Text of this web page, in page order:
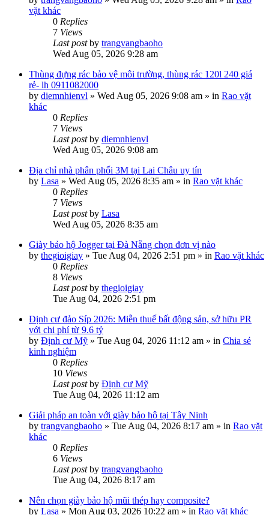
vặt khác
0 Replies
7 Views
Last postby trangvangbaoho
Wed Aug 05, 2026 9:28 am
Thùng đựng rác bảo vệ môi trường, thùng rác 120l 240 giá
rẻ- lh 0911082000
by diemnhienvl » Wed Aug 05, 2026 9:08 am » in Rao vặt
khác
0 Replies
7 Views
Last postby diemnhienvl
Wed Aug 05, 2026 9:08 am
Địa chỉ nhà phân phối 3M tại Lai Châu uy tín
by Lasa » Wed Aug 05, 2026 8:35 am » in Rao vặt khác
0 Replies
7 Views
Last postby Lasa
Wed Aug 05, 2026 8:35 am
Giày bảo hộ Jogger tại Đà Nẵng chọn đơn vị nào
by thegioigiay » Tue Aug 04, 2026 2:51 pm » in Rao vặt khác
0 Replies
8 Views
Last postby thegioigiay
Tue Aug 04, 2026 2:51 pm
Định cư đảo Síp 2026: Miễn thuế bất động sản, sở hữu PR
với chi phí từ 9.6 tỷ
by Định cư Mỹ » Tue Aug 04, 2026 11:12 am » in Chia sẻ
kinh nghiệm
0 Replies
10 Views
Last postby Định cư Mỹ
Tue Aug 04, 2026 11:12 am
Giải pháp an toàn với giày bảo hộ tại Tây Ninh
by trangvangbaoho » Tue Aug 04, 2026 8:17 am » in Rao vặt
khác
0 Replies
6 Views
Last postby trangvangbaoho
Tue Aug 04, 2026 8:17 am
Nên chọn giày bảo hộ mũi thép hay composite?
by Lasa » Mon Aug 03, 2026 10:22 am » in Rao vặt khác